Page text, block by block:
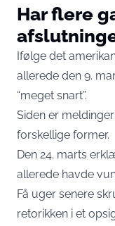
Har flere
Ifølge det
allerede den 9.
“meget snart”.
Siden er
forskellige former.
Den 24. marts
allerede havde
Få uger senere
retorikken i et